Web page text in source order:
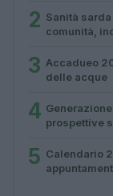
2 Sanità
comunità,
3 Accadueo
delle acque
4 prospettive
5 Calendario